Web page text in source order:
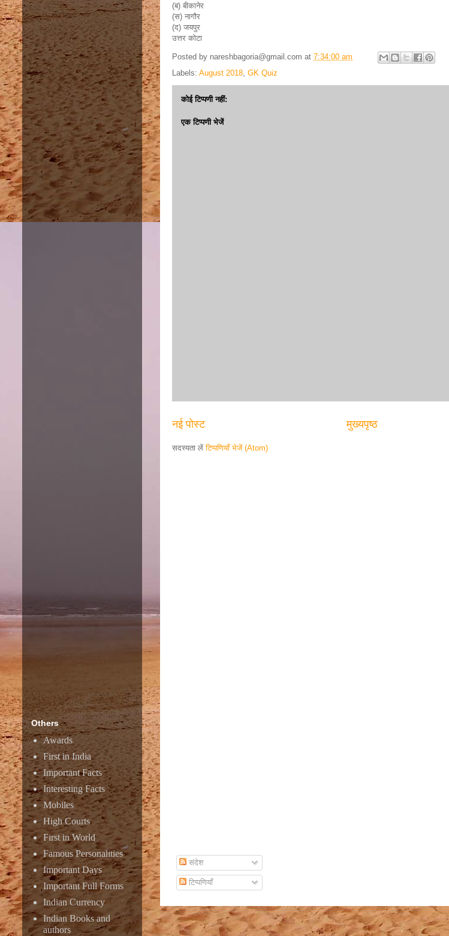
(ब) बीकानेर
(स) नागौर
(द) जयपुर
उत्तर कोटा
Posted by nareshbagoria@gmail.com at 7:34:00 am
Labels: August 2018, GK Quiz
कोई टिप्पणी नहीं:
एक टिप्पणी भेजें
नई पोस्ट मुख्यपृष्ठ
सदस्यता लेंटिप्पणियाँ भेजें (Atom)
संदेश
टिप्पणियाँ
Others
Awards
First in India
Important Facts
Interesting Facts
Mobiles
High Courts
First in World
Famous Personalities
Important Days
Important Full Forms
Indian Currency
Indian Books and
authors